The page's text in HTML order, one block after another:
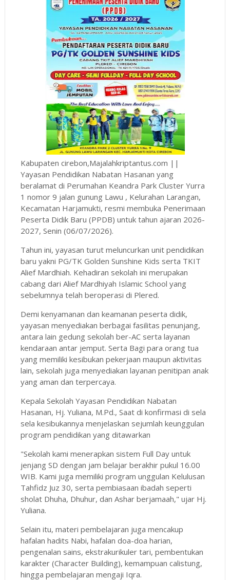
Kabupaten cirebon,Majalahkriptantus.com ||
Yayasan Pendidikan Nabatan Hasanan yang
beralamat di Perumahan Keandra Park Cluster Yurra
1 nomor 9 jalan gunung Lawu , Kelurahan Larangan,
Kecamatan Harjamukti, resmi membuka Penerimaan
Peserta Didik Baru (PPDB) untuk tahun ajaran 2026-
2027, Senin (06/07/2026).
Tahun ini, yayasan turut meluncurkan unit pendidikan
baru yakni PG/TK Golden Sunshine Kids serta TKIT
Alief Mardhiah. Kehadiran sekolah ini merupakan
cabang dari Alief Mardhiyah Islamic School yang
sebelumnya telah beroperasi di Plered.
Demi kenyamanan dan keamanan peserta didik,
yayasan menyediakan berbagai fasilitas penunjang,
antara lain gedung sekolah ber-AC serta layanan
kendaraan antar jemput. Serta Bagi para orang tua
yang memiliki kesibukan pekerjaan maupun aktivitas
lain, sekolah juga menyediakan layanan penitipan anak
yang aman dan terpercaya.
Kepala Sekolah Yayasan Pendidikan Nabatan
Hasanan, Hj. Yuliana, M.Pd., Saat di konfirmasi di sela
sela kesibukannya menjelaskan sejumlah keunggulan
program pendidikan yang ditawarkan
"Sekolah kami menerapkan sistem Full Day untuk
jenjang SD dengan jam belajar berakhir pukul 16.00
WIB. Kami juga memiliki program unggulan Kelulusan
Tahfidz Juz 30, serta pembiasaan ibadah seperti
sholat Dhuha, Dhuhur, dan Ashar berjamaah," ujar Hj.
Yuliana.
Selain itu, materi pembelajaran juga mencakup
hafalan hadits Nabi, hafalan doa-doa harian,
pengenalan sains, ekstrakurikuler tari, pembentukan
karakter (Character Building), kemampuan calistung,
hingga pembelajaran mengaji Iqra.